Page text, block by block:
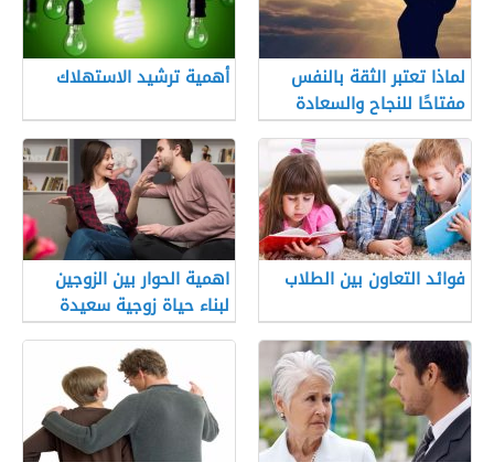
لماذا تعتبر الثقة بالنفس
مفتاحًا للنجاح والسعادة
أهمية ترشيد الاستهلاك
فوائد التعاون بين الطلاب
اهمية الحوار بين الزوجين
لبناء حياة زوجية سعيدة